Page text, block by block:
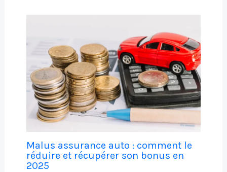
Malus assurance auto : comment le
réduire et récupérer son bonus en
2025